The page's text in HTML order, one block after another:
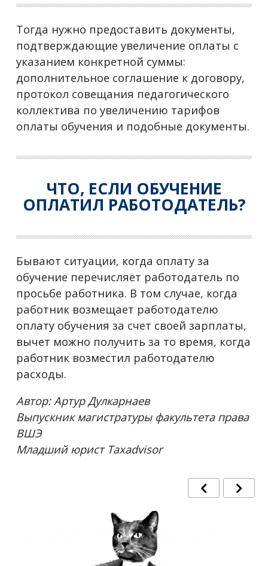
Тогда нужно предоставить документы,
подтверждающие увеличение оплаты с
указанием конкретной суммы:
дополнительное соглашение к договору,
протокол совещания педагогического
коллектива по увеличению тарифов
оплаты обучения и подобные документы.
ЧТО, ЕСЛИ ОБУЧЕНИЕ
ОПЛАТИЛ РАБОТОДАТЕЛЬ?
Бывают ситуации, когда оплату за
обучение перечисляет работодатель по
просьбе работника. В том случае, когда
работник возмещает работодателю
оплату обучения за счет своей зарплаты,
вычет можно получить за то время, когда
работник возместил работодателю
расходы.
Автор: Артур Дулкарнаев
Выпускник магистратуры факультета права
ВШЭ
Младший юрист Taxadvisor